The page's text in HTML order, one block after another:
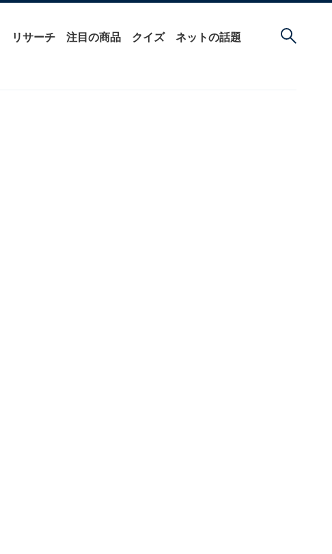
リサーチ 注目の商品 クイズ ネットの話題